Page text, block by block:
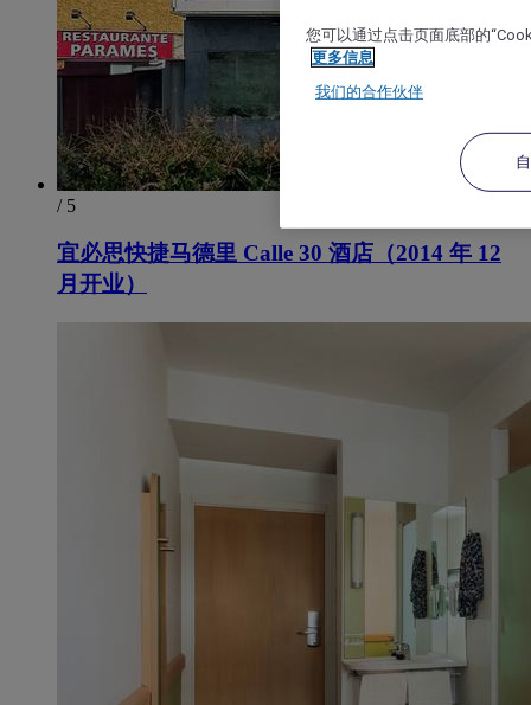
/ 5
宜必思快捷马德里 Calle 30 酒店（2014 年 12
月开业）
您可以通过点击页面底部的
更多信息
我们的合作伙伴